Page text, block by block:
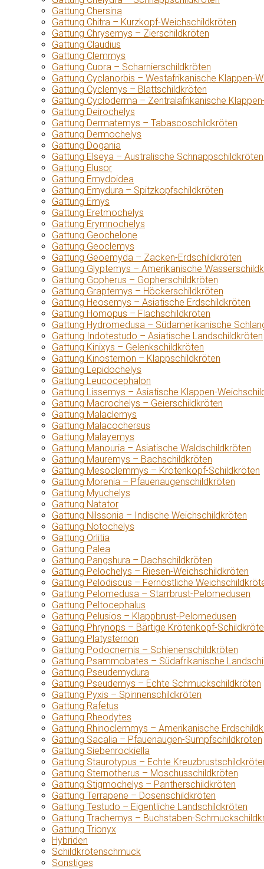
Gattung Chersina
Gattung Chitra – Kurzkopf-Weichschildkröten
Gattung Chrysemys – Zierschildkröten
Gattung Claudius
Gattung Clemmys
Gattung Cuora – Scharnierschildkröten
Gattung Cyclanorbis – Westafrikanische Klappen-
Gattung Cyclemys – Blattschildkröten
Gattung Cycloderma – Zentralafrikanische
Gattung Deirochelys
Gattung Dermatemys – Tabascoschildkröten
Gattung Dermochelys
Gattung Dogania
Gattung Elseya – Australische Schnappschildkröten
Gattung Elusor
Gattung Emydoidea
Gattung Emydura – Spitzkopfschildkröten
Gattung Emys
Gattung Eretmochelys
Gattung Erymnochelys
Gattung Geochelone
Gattung Geoclemys
Gattung Geoemyda – Zacken-Erdschildkröten
Gattung Glyptemys – Amerikanische
Gattung Gopherus – Gopherschildkröten
Gattung Graptemys – Höckerschildkröten
Gattung Heosemys – Asiatische Erdschildkröten
Gattung Homopus – Flachschildkröten
Gattung Hydromedusa – Südamerikanische
Gattung Indotestudo – Asiatische Landschildkröten
Gattung Kinixys – Gelenkschildkröten
Gattung Kinosternon – Klappschildkröten
Gattung Lepidochelys
Gattung Leucocephalon
Gattung Lissemys – Asiatische Klappen-
Gattung Macrochelys – Geierschildkröten
Gattung Malaclemys
Gattung Malacochersus
Gattung Malayemys
Gattung Manouria – Asiatische Waldschildkröten
Gattung Mauremys – Bachschildkröten
Gattung Mesoclemmys – Krötenkopf-Schildkröten
Gattung Morenia – Pfauenaugenschildkröten
Gattung Myuchelys
Gattung Natator
Gattung Nilssonia – Indische Weichschildkröten
Gattung Notochelys
Gattung Orlitia
Gattung Palea
Gattung Pangshura – Dachschildkröten
Gattung Pelochelys – Riesen-Weichschildkröten
Gattung Pelodiscus – Fernöstliche
Gattung Pelomedusa – Starrbrust-Pelomedusen
Gattung Peltocephalus
Gattung Pelusios – Klappbrust-Pelomedusen
Gattung Phrynops – Bärtige Krötenkopf-
Gattung Platysternon
Gattung Podocnemis – Schienenschildkröten
Gattung Psammobates – Südafrikanische
Gattung Pseudemydura
Gattung Pseudemys – Echte Schmuckschildkröten
Gattung Pyxis – Spinnenschildkröten
Gattung Rafetus
Gattung Rheodytes
Gattung Rhinoclemmys – Amerikanische
Gattung Sacalia – Pfauenaugen-Sumpfschildkröten
Gattung Siebenrockiella
Gattung Staurotypus – Echte
Gattung Sternotherus – Moschusschildkröten
Gattung Stigmochelys – Pantherschildkröten
Gattung Terrapene – Dosenschildkröten
Gattung Testudo – Eigentliche Landschildkröten
Gattung Trachemys – Buchstaben-
Gattung Trionyx
Hybriden
Schildkrötenschmuck
Sonstiges